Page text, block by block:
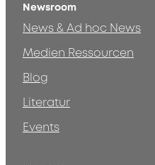
Newsroom
News & Ad hoc News
Medien Ressourcen
Blog
Literatur
Events